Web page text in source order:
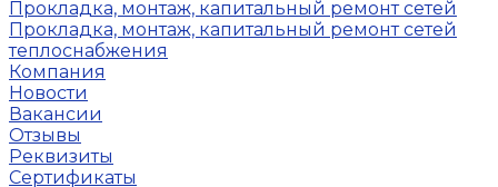
Прокладка, монтаж, капитальный ремонт сетей
Прокладка, монтаж, капитальный ремонт сетей
теплоснабжения
Компания
Новости
Вакансии
Отзывы
Реквизиты
Сертификаты